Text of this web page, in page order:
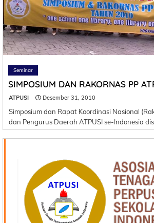
Seminar
SIMPOSIUM DAN RAKORNAS PP
ATPUSI Desember 31, 2010
Simposium dan Rapat Koordinasi Nasional
dan Pengurus Daerah ATPUSI se-Indonesia